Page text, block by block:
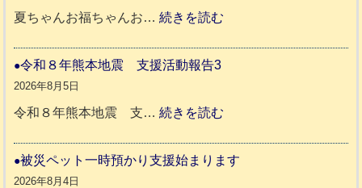
援
市
氷
城
市
夏ちゃんお福ちゃんお…続きを読む
ト
令和８年熊本地震 支援活動報告3
2026年8月5日
令和８年熊本地震 支…続きを読む
和
被災ペット一時預かり支援始まります
2026年8月4日